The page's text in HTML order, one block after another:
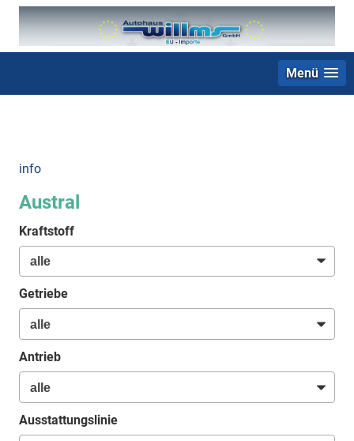
Menü
info
Austral
Kraftstoff
Getriebe
Antrieb
Ausstattungslinie